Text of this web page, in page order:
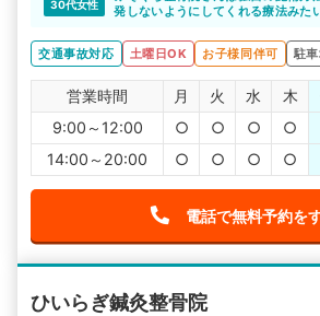
できて回復できたのでよかったです
30代女性
発しないようにしてくれる療法みた
今後が楽しみです。
交通事故対応 土曜日OK お子様同伴可 駐
営業時間 月 火 水 木
9:00～12:00
○ ○ ○ ○
14:00～20:00
○ ○ ○ ○
電話で無料予約を
ひいらぎ鍼灸整骨院